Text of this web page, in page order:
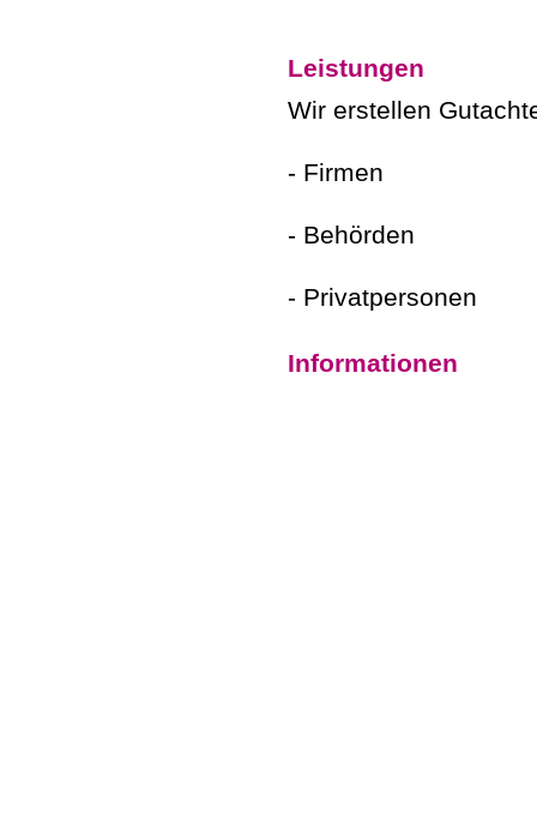
Leistungen
Wir erstellen
- Firmen
- Behörden
- Privatpersonen
Informationen